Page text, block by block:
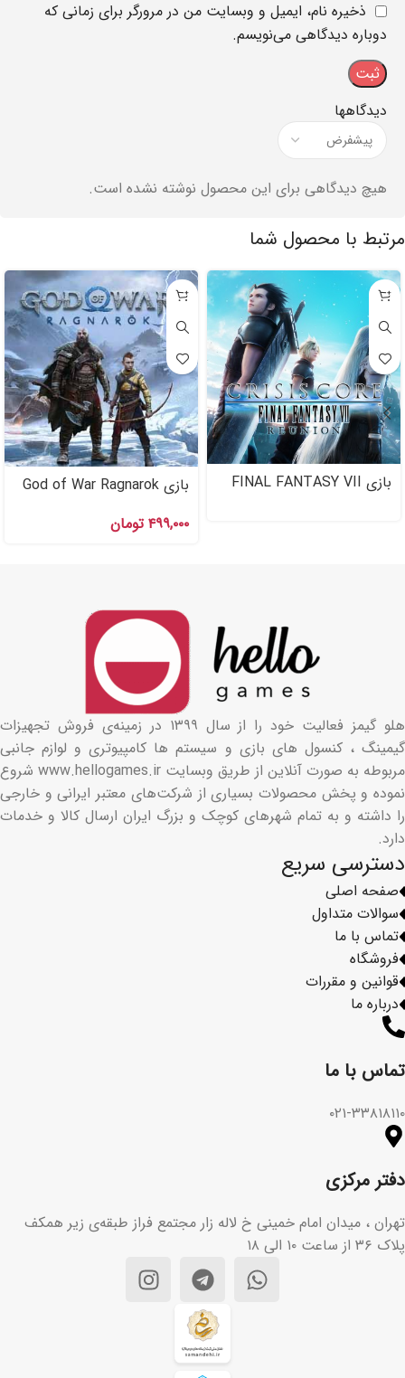
دیدگاهها
هیچ دیدگاهی برای این محصول نوشته نشده است.
ذخیره نام، ایمیل و وبسایت من در مرورگر برای زمانی که
دوباره دیدگاهی می‌نویسم.
مرتبط با محصول شما
بازی FINAL FANTASY VII
بازی God of War Ragnarok
۴۹۹,۰۰۰ تومان
تماس با ما​
۰۲۱-۳۳۸۱۸۱۱۰
دفتر مرکزی
تهران ، میدان امام خمینی خ لاله زار مجتمع فراز طبقه‌ی زیر همکف
پلاک ۳۶ از ساعت ۱۰ الی ۱۸
فروشگاه
قوانین و مقررات
درباره ما
دسترسی سریع
صفحه اصلی
سوالات متداول
تماس با ما
هلو گیمز فعالیت خود را از سال ۱۳۹۹ در زمینه‌ی فروش تجهیزات
گیمینگ ، کنسول های بازی و سیستم ها کامپیوتری و لوازم جانبی
مربوطه به صورت آنلاین از طریق وبسایت www.hellogames.ir شروع
نموده و پخش محصولات بسیاری از شرکت‌های معتبر ایرانی و خارجی
را داشته و به تمام شهرهای کوچک و بزرگ ایران ارسال کالا و خدمات
دارد.